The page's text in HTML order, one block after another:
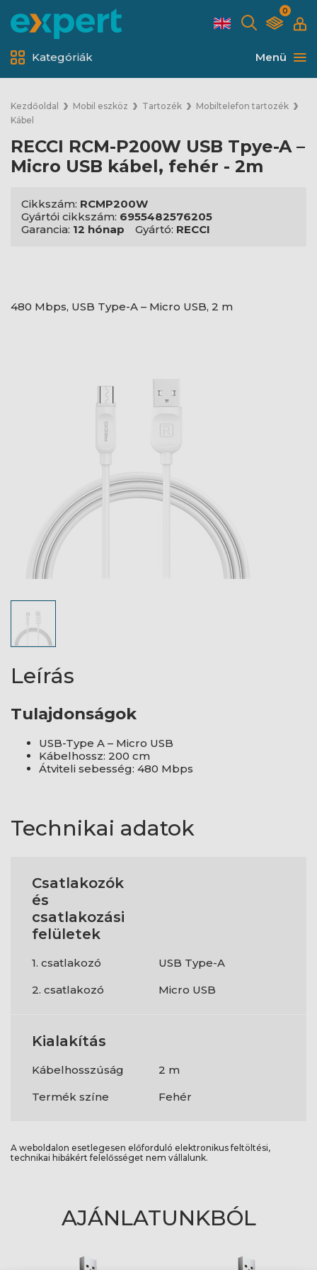
0
Menü
Kategóriák
Kezdőoldal Mobil eszköz Tartozék
Mobiltelefon tartozék
Kábel
RECCI RCM-P200W USB Tpye-A –
Micro USB kábel, fehér - 2m
Cikkszám: RCMP200W
Gyártói cikkszám: 6955482576205
Garancia: 12 hónap Gyártó: RECCI
480 Mbps, USB Type-A – Micro USB, 2 m
Leírás
Tulajdonságok
USB-Type A – Micro USB
Kábelhossz: 200 cm
Átviteli sebesség: 480 Mbps
Technikai adatok
Csatlakozók
és
csatlakozási
felületek
1. csatlakozó
USB Type-A
2. csatlakozó
Micro USB
Kialakítás
Kábelhosszúság
2 m
Termék színe
Fehér
A weboldalon esetlegesen előforduló elektronikus feltöltési,
technikai hibákért felelősséget nem vállalunk.
AJÁNLATUNKBÓL